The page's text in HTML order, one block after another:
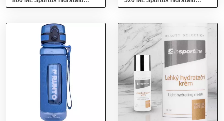
palack biztonsági kupakkal,
palack biztonsági kupakkal,